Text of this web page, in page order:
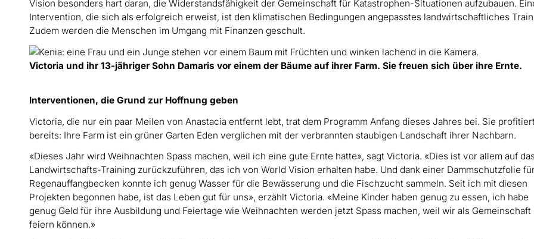
Vision besonders hart daran, die Widerstandsfähigkeit der Gemeinschaft für Katastrophen-Situationen aufzubauen.
Intervention, die sich als erfolgreich erweist, ist den klimatischen Bedingungen angepasstes landwirtschaftliches
Zudem werden die Menschen im Umgang mit Finanzen geschult.
Victoria und ihr 13-jähriger Sohn Damaris vor einem der Bäume auf ihrer Farm. Sie freuen sich über ihre Ernte.
Interventionen, die Grund zur Hoffnung geben
Victoria, die nur ein paar Meilen von Anastacia entfernt lebt, trat dem Programm Anfang dieses Jahres bei. Sie
bereits: Ihre Farm ist ein grüner Garten Eden verglichen mit der verbrannten staubigen Landschaft ihrer Nachbarn.
«Dieses Jahr wird Weihnachten Spass machen, weil ich eine gute Ernte hatte», sagt Victoria. «Dies ist vor allem auf
Landwirtschafts-Training zurückzuführen, das ich von World Vision erhalten habe. Und dank einer Dammschutzfolie
Regenauffangbecken konnte ich genug Wasser für die Bewässerung und die Fischzucht sammeln. Seit ich mit diesen
Projekten begonnen habe, ist das Leben gut für uns», erzählt Victoria. «Meine Kinder haben genug zu essen, ich habe
genug Geld für ihre Ausbildung und Feiertage wie Weihnachten werden jetzt Spass machen, weil wir als Gemeinschaft
feiern können.»